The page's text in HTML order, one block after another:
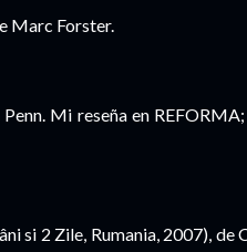
Marc Forster.
Mi reseña en
si 2 Zile, Rumania, 2007), de